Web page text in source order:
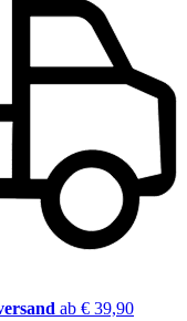
ab € 39,90